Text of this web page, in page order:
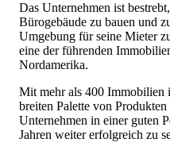
Das Unternehmen ist
Bürogebäude zu bauen und
Umgebung für seine Mieter
eine der führenden
Nordamerika.
Mit mehr als 400 Immobilien
breiten Palette von
Unternehmen in einer guten
Jahren weiter erfolgreich zu